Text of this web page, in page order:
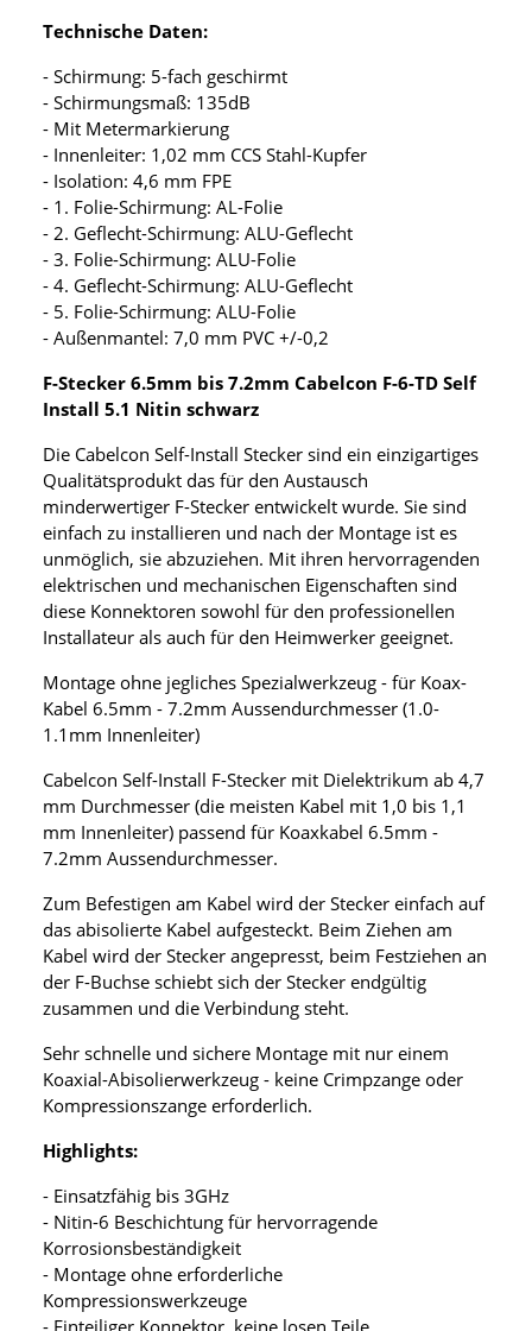
Technische Daten:
- Schirmung: 5-fach geschirmt
- Schirmungsmaß: 135dB
- Mit Metermarkierung
- Innenleiter: 1,02 mm CCS Stahl-Kupfer
- Isolation: 4,6 mm FPE
- 1. Folie-Schirmung: AL-Folie
- 2. Geflecht-Schirmung: ALU-Geflecht
- 3. Folie-Schirmung: ALU-Folie
- 4. Geflecht-Schirmung: ALU-Geflecht
- 5. Folie-Schirmung: ALU-Folie
- Außenmantel: 7,0 mm PVC +/-0,2
F-Stecker 6.5mm bis 7.2mm Cabelcon F-6-TD Self
Install 5.1 Nitin schwarz
Die Cabelcon Self-Install Stecker sind ein einzigartiges
Qualitätsprodukt das für den Austausch
minderwertiger F-Stecker entwickelt wurde. Sie sind
einfach zu installieren und nach der Montage ist es
unmöglich, sie abzuziehen. Mit ihren hervorragenden
elektrischen und mechanischen Eigenschaften sind
diese Konnektoren sowohl für den professionellen
Installateur als auch für den Heimwerker geeignet.
Montage ohne jegliches Spezialwerkzeug - für Koax-
Kabel 6.5mm - 7.2mm Aussendurchmesser (1.0-
1.1mm Innenleiter)
Cabelcon Self-Install F-Stecker mit Dielektrikum ab 4,7
mm Durchmesser (die meisten Kabel mit 1,0 bis 1,1
mm Innenleiter) passend für Koaxkabel 6.5mm -
7.2mm Aussendurchmesser.
Zum Befestigen am Kabel wird der Stecker einfach auf
das abisolierte Kabel aufgesteckt. Beim Ziehen am
Kabel wird der Stecker angepresst, beim Festziehen an
der F-Buchse schiebt sich der Stecker endgültig
zusammen und die Verbindung steht.
Sehr schnelle und sichere Montage mit nur einem
Koaxial-Abisolierwerkzeug - keine Crimpzange oder
Kompressionszange erforderlich.
Highlights:
- Einsatzfähig bis 3GHz
- Nitin-6 Beschichtung für hervorragende
Korrosionsbeständigkeit
- Montage ohne erforderliche
Kompressionswerkzeuge